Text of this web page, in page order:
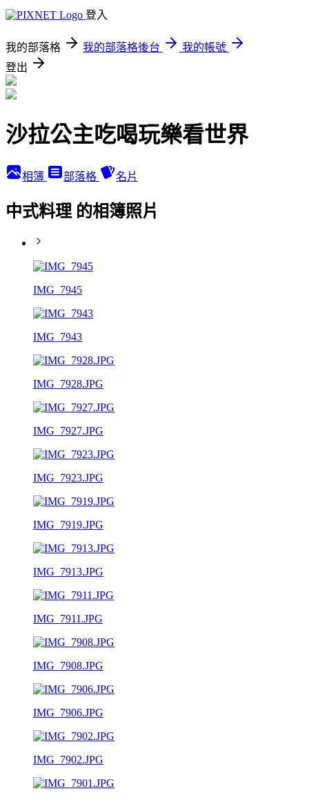
登入
我的部落格 我的部落格後台
我的帳號
登出
沙拉公主吃喝玩樂看世界
相簿 部落格 名片
中式料理 的相簿照片
IMG_7945
IMG_7943
IMG_7928.JPG
IMG_7927.JPG
IMG_7923.JPG
IMG_7919.JPG
IMG_7913.JPG
IMG_7911.JPG
IMG_7908.JPG
IMG_7906.JPG
IMG_7902.JPG